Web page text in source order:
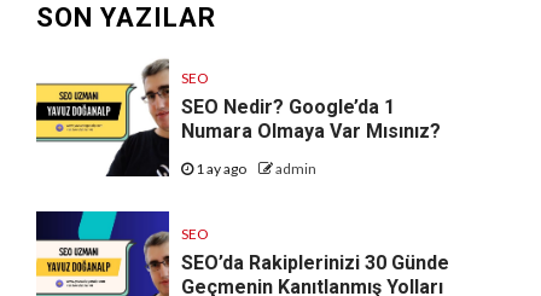
SON YAZILAR
SEO
SEO Nedir? Google’da 1
Numara Olmaya Var Mısınız?
1 ay ago admin
SEO
SEO’da Rakiplerinizi 30 Günde
Geçmenin Kanıtlanmış Yolları